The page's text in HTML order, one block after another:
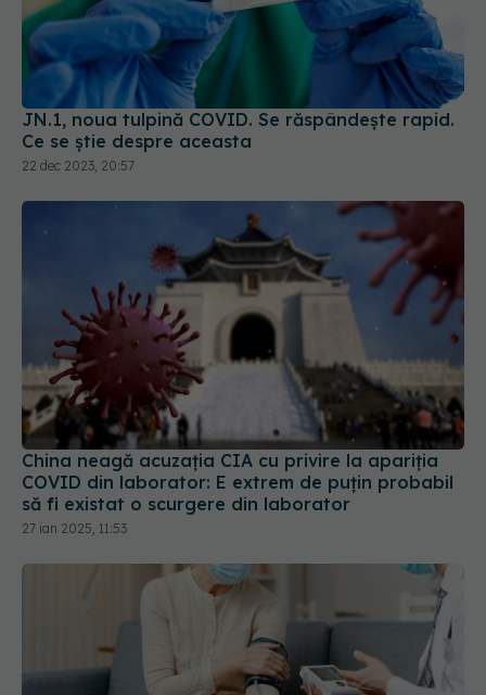
JN.1, noua tulpină COVID. Se răspândește rapid.
Ce se știe despre aceasta
22 dec 2023, 20:57
China neagă acuzația CIA cu privire la apariția
COVID din laborator: E extrem de puţin probabil
să fi existat o scurgere din laborator
27 ian 2025, 11:53